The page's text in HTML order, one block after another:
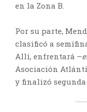
en la Zona B.
Por su parte,
clasificó a
Allí, enfrentará –
Asociación
y finalizó segunda